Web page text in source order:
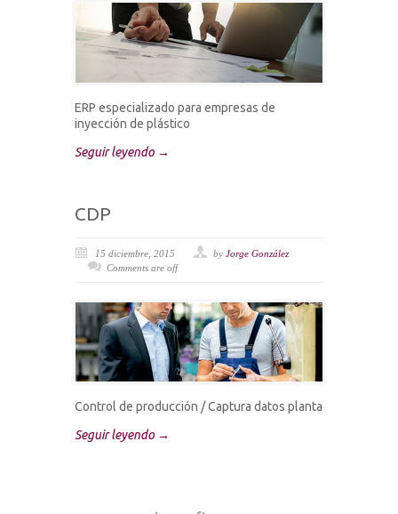
ERP especializado para empresas de
inyección de plástico
Seguir leyendo →
CDP
15 diciembre, 2015 by Jorge González
Comments are off
Control de producción / Captura datos planta
Seguir leyendo →